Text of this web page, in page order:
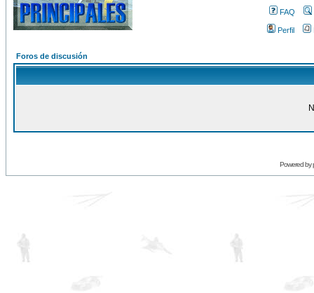
FAQ
Perfil
Foros de discusión
Powered by